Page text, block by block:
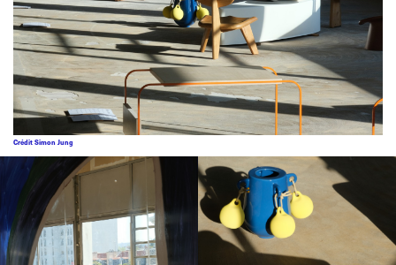
Crédit Simon Jung